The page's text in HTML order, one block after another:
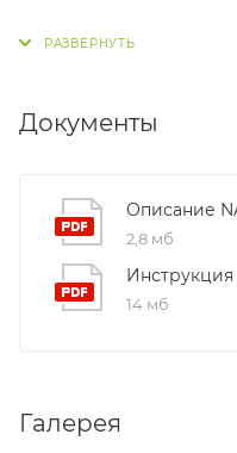
Документы
Описание
2,8 мб
Инструкция
14 мб
Галерея